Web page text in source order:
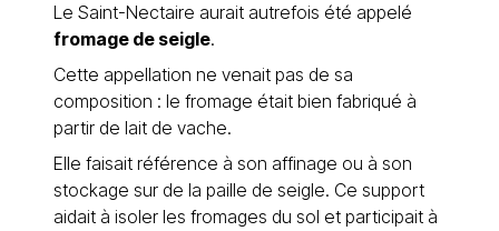
Le Saint-Nectaire aurait autrefois été appelé
fromage de seigle.
Cette appellation ne venait pas de sa
composition : le fromage était bien fabriqué à
partir de lait de vache.
Elle faisait référence à son affinage ou à son
stockage sur de la paille de seigle. Ce support
aidait à isoler les fromages du sol et participait à